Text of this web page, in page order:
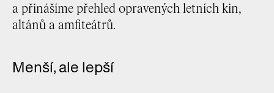
a přinášíme přehled opravených letních kin,
altánů a amfiteátrů.
Menší, ale lepší